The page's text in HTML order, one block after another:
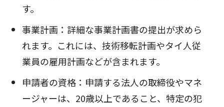
す。
事業計画：詳細な事業計画書の提出が求めら
れます。これには、技術移転計画やタイ人従
業員の雇用計画などが含まれます。
申請者の資格：申請する法人の取締役やマネ
ージャーは、20歳以上であること、特定の犯